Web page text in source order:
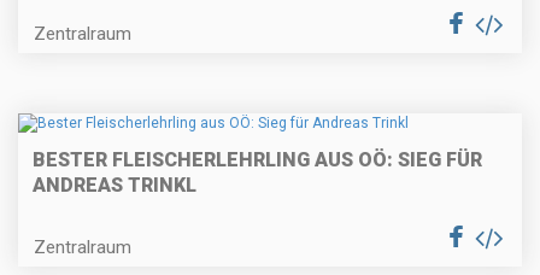
Zentralraum
BESTER FLEISCHERLEHRLING AUS OÖ: SIEG FÜR
ANDREAS TRINKL
Zentralraum